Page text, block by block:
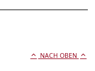
NACH OBEN